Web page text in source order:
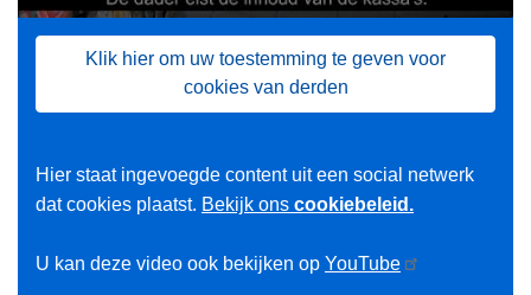
Klik hier om uw toestemming te geven voor
cookies van derden
Hier staat ingevoegde content uit een social netwerk
dat cookies plaatst. Bekijk ons cookiebeleid.
U kan deze video ook bekijken op YouTube